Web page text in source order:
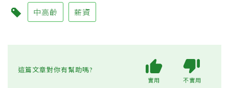
中高齡 薪資
這篇文章對你有幫助嗎?
實用 不實用